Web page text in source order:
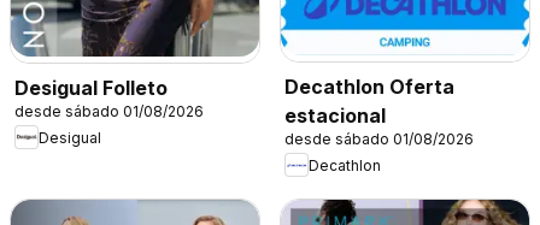
Desigual Folleto
desde sábado 01/08/2026
Desigual
Decathlon Oferta
estacional
desde sábado 01/08/2026
Decathlon